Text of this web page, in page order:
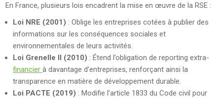
En France, plusieurs lois encadrent la mise en œuvre de la RSE :
Loi NRE (2001) : Oblige les entreprises cotées à publier des
informations sur les conséquences sociales et
environnementales de leurs activités.
Loi Grenelle II (2010) : Étend l’obligation de reporting extra-
financierà davantage d’entreprises, renforçant ainsi la
transparence en matière de développement durable.
Loi PACTE (2019) : Modifie l’article 1833 du Code civil pour